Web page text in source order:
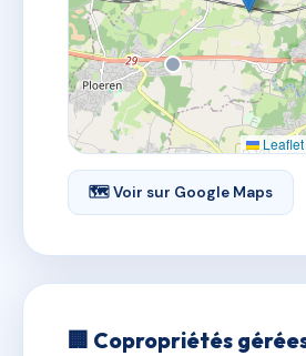
Leaflet
🗺 Voir sur Google Maps
🏢 Copropriétés